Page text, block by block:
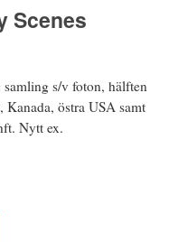
Scenes
samling s/v foton, hälften
östra USA samt
Nytt ex.